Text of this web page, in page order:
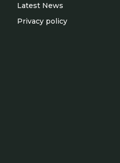
Latest News
Privacy policy